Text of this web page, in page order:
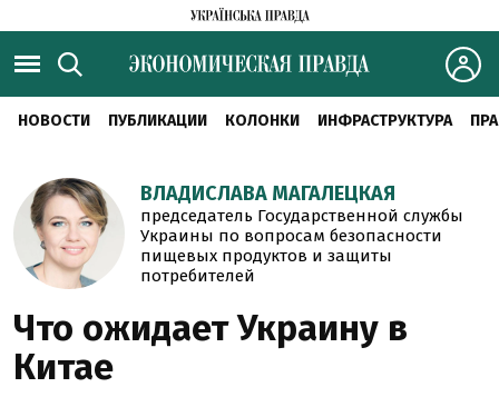
НОВОСТИ ПУБЛИКАЦИИ КОЛОНКИ ИНФРАСТРУКТУРА
ВЛАДИСЛАВА МАГАЛЕЦКАЯ
председатель Государственной службы
Украины по вопросам безопасности
пищевых продуктов и защиты
потребителей
Что ожидает Украину в
Китае